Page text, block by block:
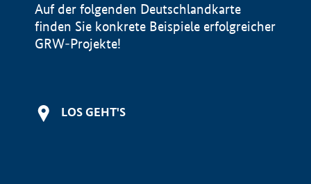
Auf der folgenden Deutschlandkarte
finden Sie konkrete Beispiele erfolgreicher
GRW-Projekte!
LOS GEHT'S